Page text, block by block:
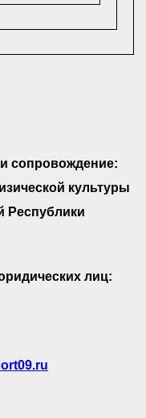
сопровождение:
культуры
Республики
лиц: